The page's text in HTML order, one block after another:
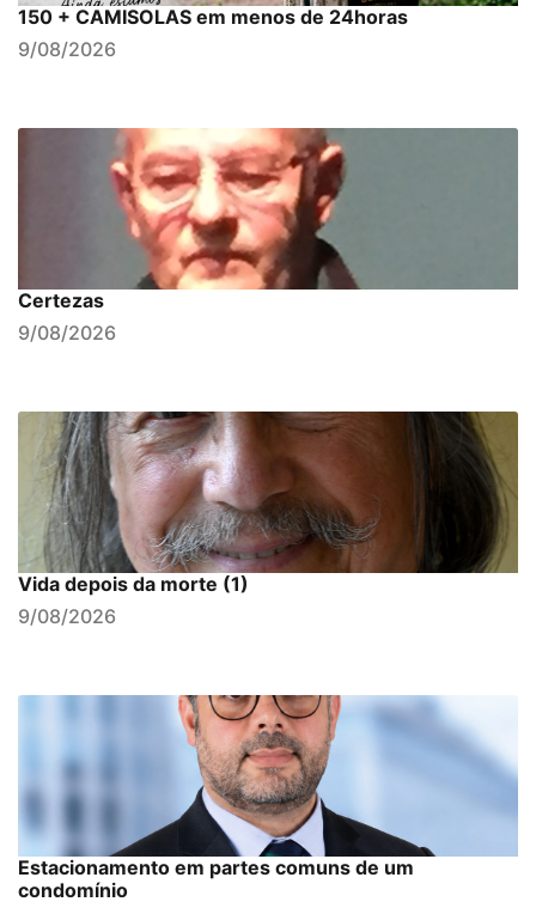
150 + CAMISOLAS em menos de 24horas
9/08/2026
Certezas
9/08/2026
Vida depois da morte (1)
9/08/2026
Estacionamento em partes comuns de um
condomínio